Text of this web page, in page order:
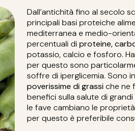
Dall’antichità fino al secolo
principali basi proteiche
mediterranea e medio-
percentuali di proteine,
potassio, calcio e fosforo.
per questo sono
soffre di iperglicemia. Sono
poverissime di grassiche ne
benefici sulla salute di
le fave cambiano le
per questo è preferibile